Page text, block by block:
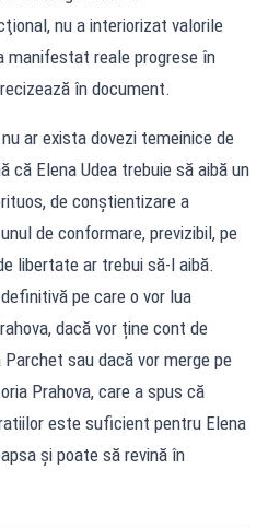
nu a interiorizat valorile
manifestat reale progrese în
în document.
ar exista dovezi temeinice de
că Elena Udea trebuie să aibă un
de conștientizare a
de conformare, previzibil, pe
libertate ar trebui să-l aibă.
pe care o vor lua
dacă vor ține cont de
sau dacă vor merge pe
Prahova, care a spus că
este suficient pentru Elena
și poate să revină în